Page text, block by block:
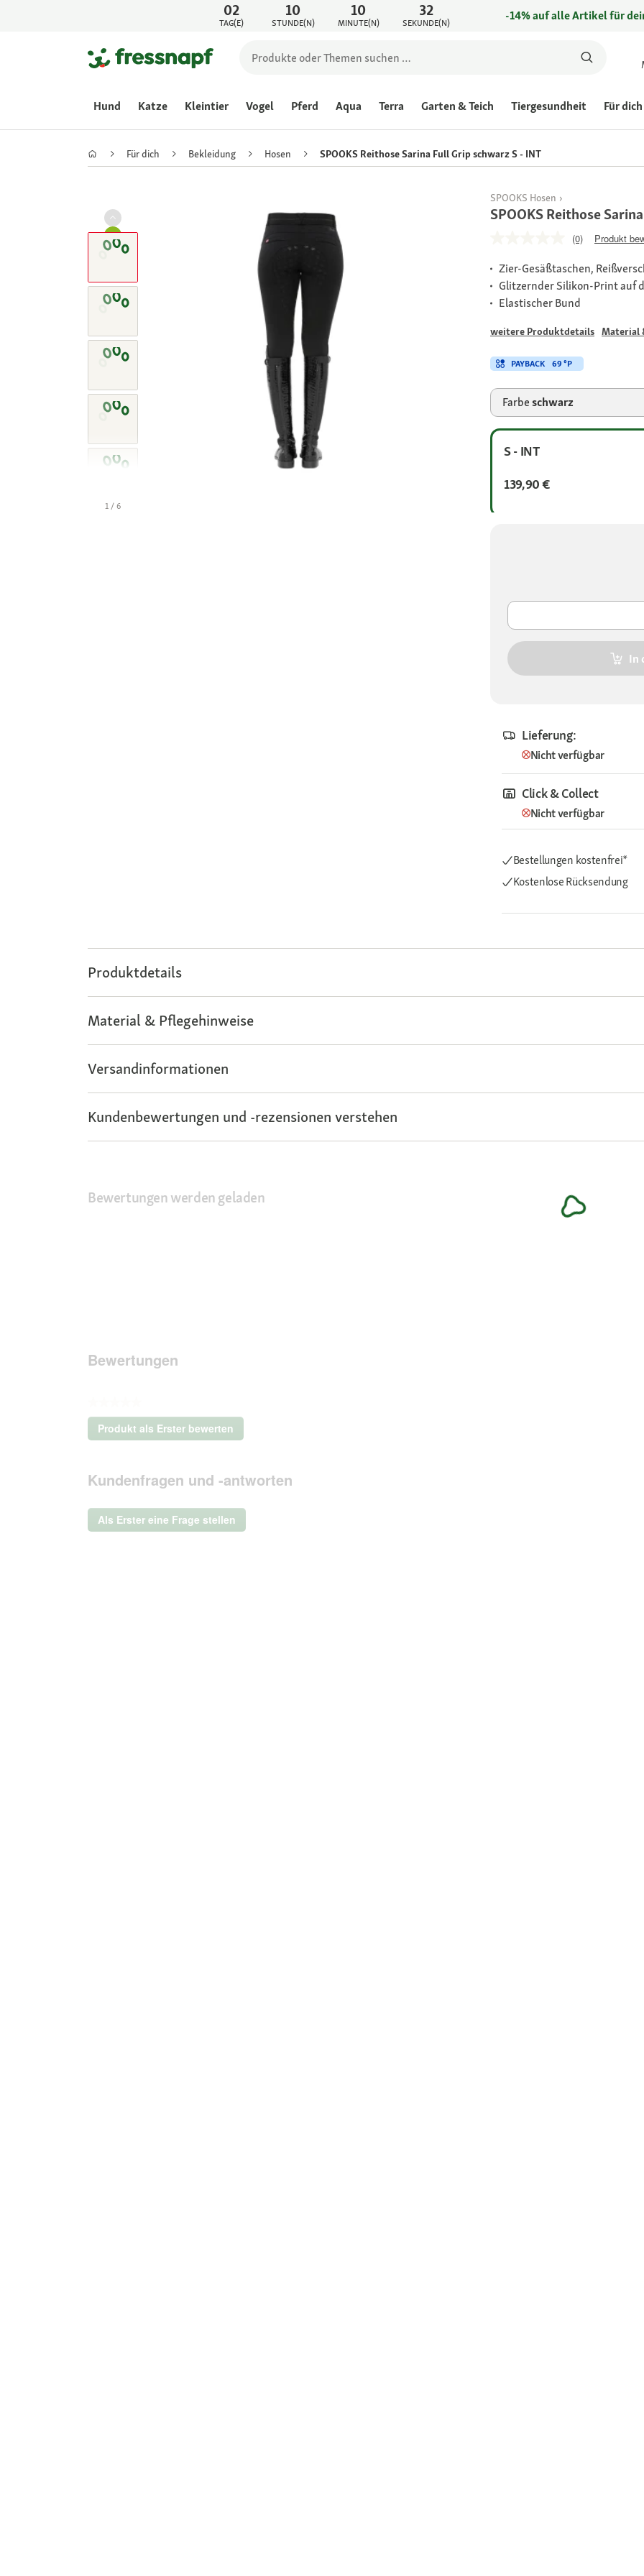
02
TAG(E)
10
STUNDE(N)
10
MINUTE(N)
32
SEKUNDE(N) -14% auf alle Artikel für
Hund Katze Kleintier Vogel Pferd Aqua Terra Garten & Teich Tiergesundheit Für dich
Für dich Bekleidung Hosen SPOOKS Reithose Sarina Full Grip schwarz S - INT
1 / 6
SPOOKS Hosen
SPOOKS Reithose
(0) Produkt
Zier-Gesäßtaschen,
Glitzernder Silikon-Print auf
Elastischer Bund
weitere Produktdetails Material
PAYBACK 69 °P
Farbeschwarz
S - INT
139,90 €
In
Lieferung:
Nicht verfügbar
Click & Collect
Nicht verfügbar
Bestellungen kostenfrei*
Kostenlose Rücksendung
Produktdetails
Material & Pflegehinweise
Versandinformationen
Kundenbewertungen und -rezensionen verstehen
Bewertungen werden geladen
Bewertungen
Kein
Beurteilungswert
Produkt als Erster bewerten
.
Aktion
ein
modales
Kundenfragen und -antworten
Als Erster eine Frage stellen